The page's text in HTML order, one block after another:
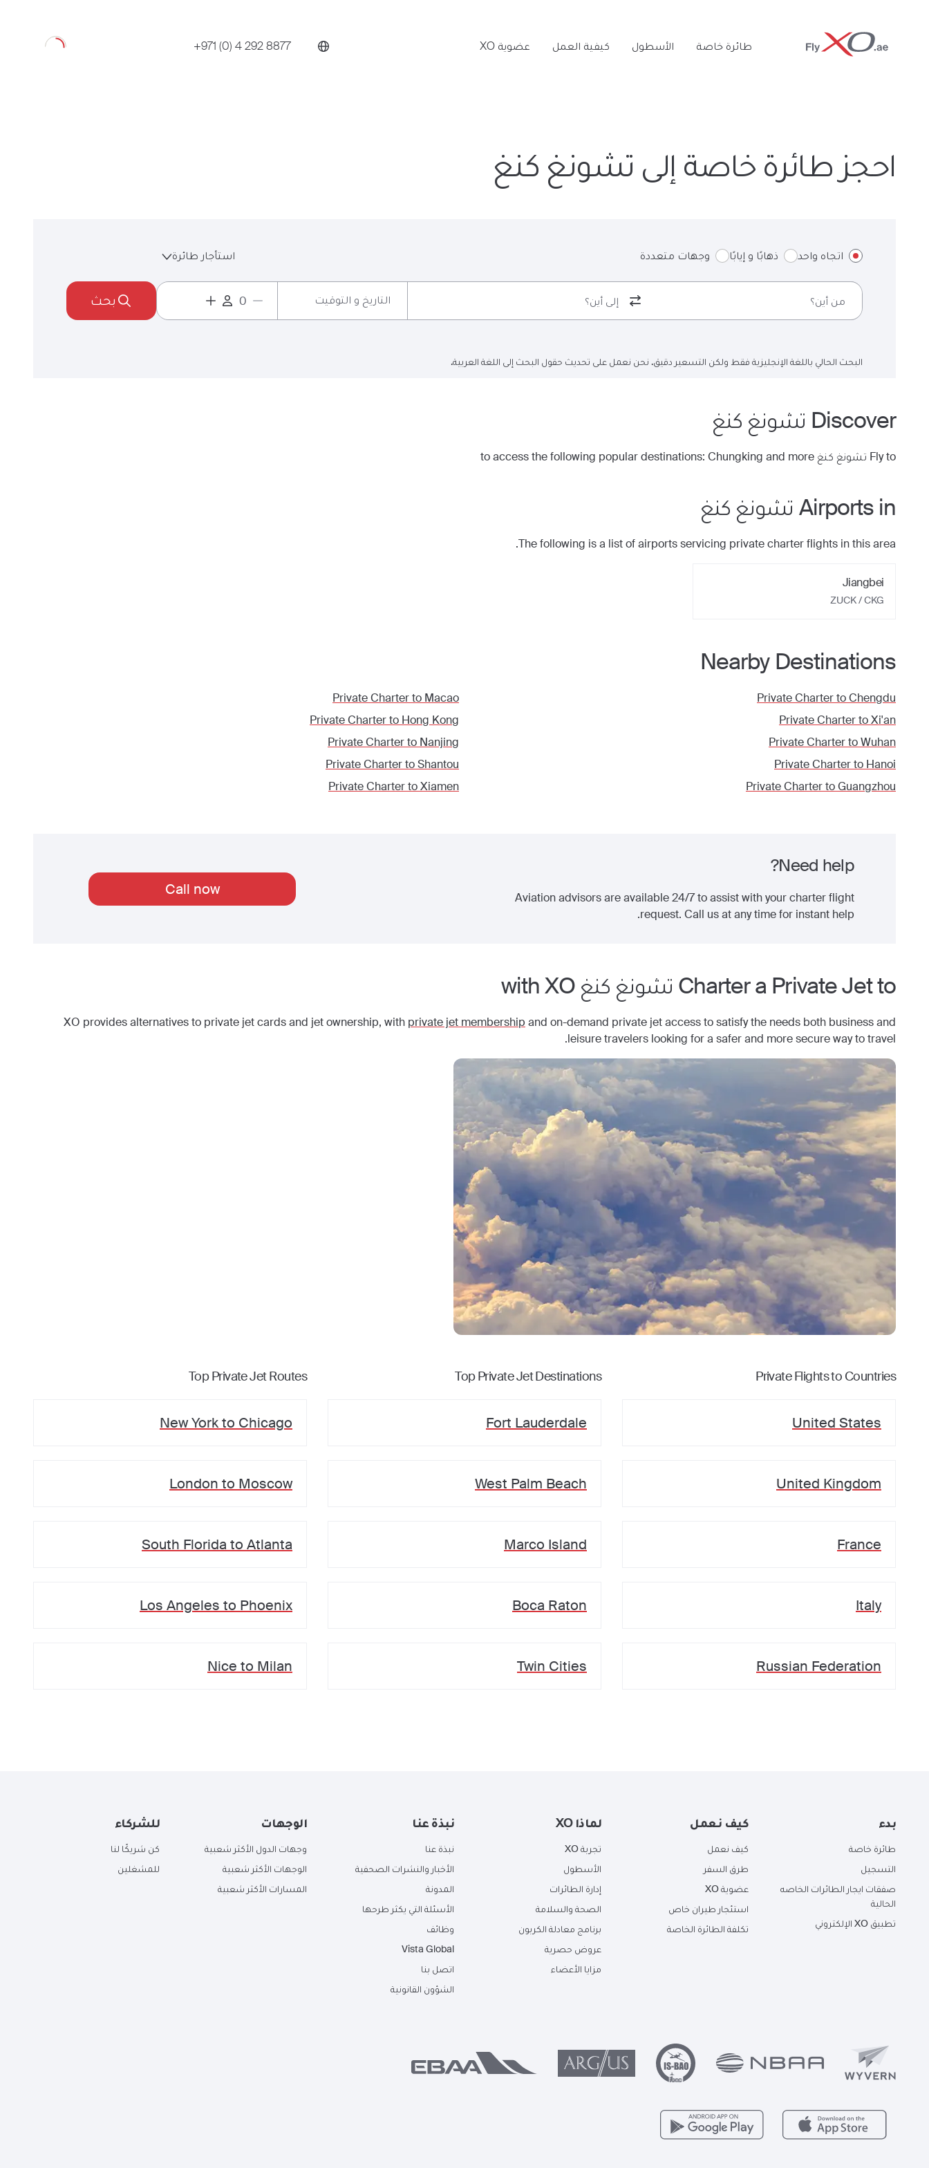
Private
Jet
طائرة خاصة الأسطول كيفية العمل عضوية XO +971 (0) 4 292 8877
Loading
احجز طائرة خاصة إلى تشونغ كنغ
اتجاه واحد ذهابًا و إيابًا وجهات متعددة استأجار طائرة
التاريخ و التوقيت بحث
البحث الحالي باللغة الإنجليزية فقط ولكن التسعير دقيق. نحن نعمل على تحديث حقول البحث إلى اللغة العربية.
Discover تشونغ كنغ
Fly to تشونغ كنغ Chungking and more
Airports in تشونغ كنغ
The following is a list of airports servicing private charter flights in this area.
Jiangbei
ZUCK / CKG
Nearby Destinations
Private Charter toChengdu
Private Charter toXi'an
Private Charter toWuhan
Private Charter to Hanoi
Private Charter toGuangzhou
Private Charter to Macao
Private Charter to Hong Kong
Private Charter to Nanjing
Private Charter toShantou
Private Charter toXiamen
Need help?
Aviation advisors are available 24/7 to assist with your charter flight
request. Call us at any time for instant help.
Call now
Charter a Private Jet to تشونغ كنغ with XO
XO provides alternatives to private jet cards and jet ownership, with private jet membership and on-demand private jet access to satisfy the needs both business and
leisure travelers looking for a safer and more secure way to travel.
Private Flights to Countries
United States
United Kingdom
France
Italy
Russian Federation
Top Private Jet Destinations
Fort Lauderdale
West Palm Beach
Marco Island
Boca Raton
Twin Cities
Top Private Jet Routes
New Yorkto Chicago
London to Moscow
South Florida to Atlanta
Los Angeles to Phoenix
Nice to Milan
بدء
طائرة خاصة
التسجيل
صفقات ايجار الطائرات الخاصه
الحالية
تطبيق XO الإلكتروني
كيف نعمل
كيف نعمل
طرق السفر
عضوية XO
استئجار طيران خاص
تكلفة الطائرة الخاصة
لماذا XO
تجربة XO
الأسطول
إدارة الطائرات
الصحة والسلامة
برنامج معادلة الكربون
عروض حصرية
مزايا الأعضاء
نبذة عنا
نبذة عنا
الأخبار والنشرات الصحفية
المدونة
الأسئلة التي يكثر طرحها
وظائف
Vista Global
اتصل بنا
الشؤون القانونية
الوجهات
وجهات الدول الأكثر شعبية
الوجهات الأكثر شعبية
المسارات الأكثر شعبية
للشركاء
كن شريكًا لنا
للمشغلين